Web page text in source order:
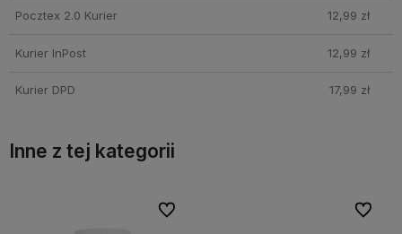
Pocztex 2.0 Kurier 12,99 zł
Kurier InPost 12,99 zł
Kurier DPD 17,99 zł
Inne z tej kategorii
Do ulubionych
Do ulubionych Do
Do